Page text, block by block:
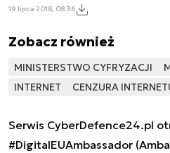
19 lipca 2018, 08:36
Zobacz również
MINISTERSTWO CYFRYZACJI
INTERNET
CENZURA
Serwis CyberDefence24.pl
#DigitalEUAmbassador